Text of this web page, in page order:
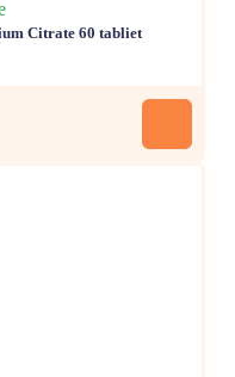
Citrate 60 tabliet